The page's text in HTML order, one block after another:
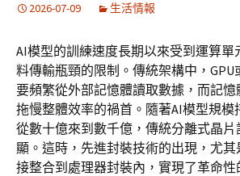
2026-07-09 生活情報
AI模型的訓練速度長期以來受到運算單
料傳輸瓶頸的限制。傳統架構中，GPU
要頻繁從外部記憶體讀取數據，而記憶
拖慢整體效率的禍首。隨著AI模型規模
從數十億來到數千億，傳統分離式晶片
顯。這時，先進封裝技術的出現，尤
接整合到處理器封裝內，實現了革命